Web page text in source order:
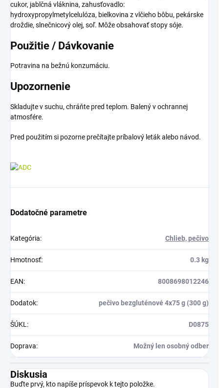
cukor, jablčná vláknina, zahusťovadlo:
hydroxypropylmetylcelulóza, bielkovina z vlčieho bôbu, pekárske
droždie, slnečnicový olej, soľ. Môže obsahovať stopy sóje.
Použitie / Dávkovanie
Potravina na bežnú konzumáciu.
Upozornenie
Skladujte v suchu, chráňte pred teplom. Balený v ochrannej
atmosfére.
Pred použitím si pozorne prečítajte príbalový leták alebo návod.
Dodatočné parametre
Kategória: Chlieb, pečivo
Hmotnosť: 0.3 kg
EAN: 8008698012246
Dodatok: pečivo bezgluténové 4x75 g (300 g)
ŠÚKL: D0875
Doprava: Možný len osobný odber
Diskusia
Buďte prvý, kto napíše príspevok k tejto položke.